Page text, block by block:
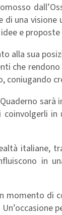
una
e
alla sua
che
coniugando
italiane,
in
momento